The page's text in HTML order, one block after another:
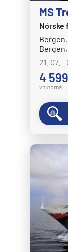
MS
Nórske
21. 07. -
4
vnútorná